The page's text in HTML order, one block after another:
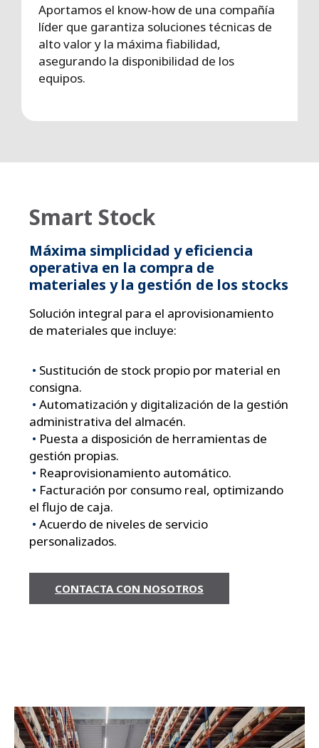
Aportamos el know-how de una compañía
líder que garantiza soluciones técnicas de
alto valor y la máxima fiabilidad,
asegurando la disponibilidad de los
equipos.
Smart Stock
Máxima simplicidad y eficiencia
operativa en la compra de
materiales y la gestión de los stocks
Solución integral para el aprovisionamiento
de materiales que incluye:
• Sustitución de stock propio por material en
consigna.
• Automatización y digitalización de la gestión
administrativa del almacén.
• Puesta a disposición de herramientas de
gestión propias.
• Reaprovisionamiento automático.
• Facturación por consumo real, optimizando
el flujo de caja.
• Acuerdo de niveles de servicio
personalizados.
CONTACTA CON NOSOTROS